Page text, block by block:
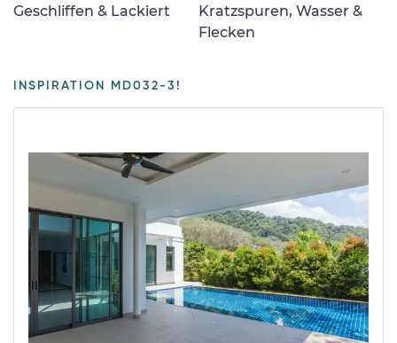
Geschliffen & Lackiert
Kratzspuren, Wasser &
Flecken
INSPIRATION MD032-3!